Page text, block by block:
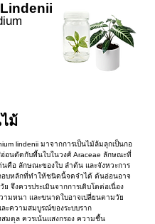
ม้
lindenii มาจากการเป็นไม้ล้มลุกเป็นกอ
อ่อนตัดกับพื้นใบในวงศ์ Araceae ลักษณะที่
นคือ ลักษณะของใบ ลำต้น และจังหวะการ
อบหลักที่ทำให้ชนิดนี้จดจำได้ ต้นอ่อนอาจ
ย จึงควรประเมินจากการเติบโตต่อเนื่อง
ามหนา และขนาดใบอาจเปลี่ยนตามวัย
ะความสมบูรณ์ของระบบราก
มดุล ควรเน้นแสงกรอง ความชื้น